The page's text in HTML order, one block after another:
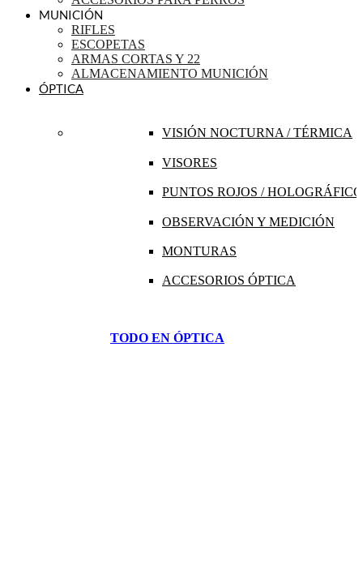
MUNICIÓN
RIFLES
ESCOPETAS
ARMAS CORTAS Y 22
ALMACENAMIENTO MUNICIÓN
ÓPTICA
VISIÓN NOCTURNA / TÉRMICA
VISORES
PUNTOS ROJOS /
OBSERVACIÓN Y MEDICIÓN
MONTURAS
ACCESORIOS ÓPTICA
TODO EN ÓPTICA